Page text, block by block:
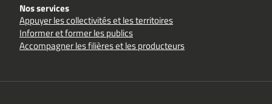
Nos services
Appuyer les collectivités et les territoires
Informer et former les publics
Accompagner les filières et les producteurs